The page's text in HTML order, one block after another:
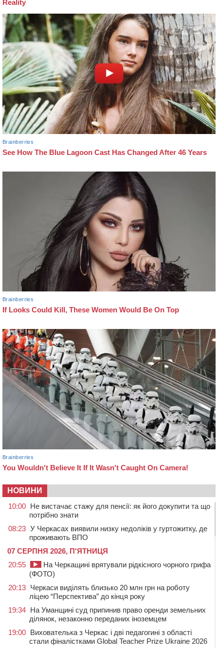
НОВИНИ
10:00 Не вистачає стажу для пенсії: як його докупити та що
потрібно знати
08:23 У Черкасах виявили низку недоліків у гуртожитку, де
проживають ВПО
07 СЕРПНЯ 2026, П'ЯТНИЦЯ
20:55
На Черкащині врятували рідкісного чорного грифа
(ФОТО)
20:13 Черкаси виділять близько 20 млн грн на роботу
ліцею “Перспектива” до кінця року
19:34 На Уманщині суд припинив право оренди земельних
ділянок, незаконно переданих іноземцем
19:00 Вихователька з Черкас і дві педагогині з області
стали фіналістками Global Teacher Prize Ukraine 2026